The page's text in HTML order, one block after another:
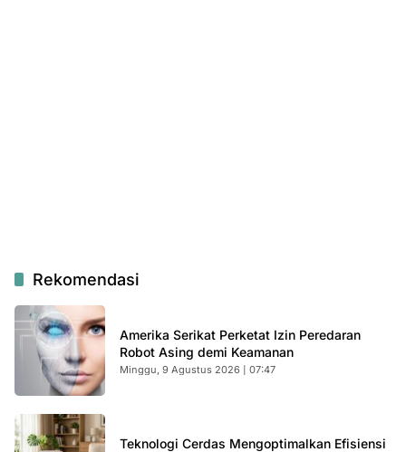
Rekomendasi
Amerika Serikat Perketat Izin Peredaran
Robot Asing demi Keamanan
Minggu, 9 Agustus 2026 | 07:47
Teknologi Cerdas Mengoptimalkan Efisiensi